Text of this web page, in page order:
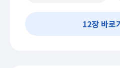
12장 바로